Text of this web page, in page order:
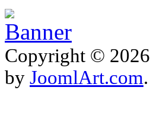
Copyright ©
by JoomlArt.com.